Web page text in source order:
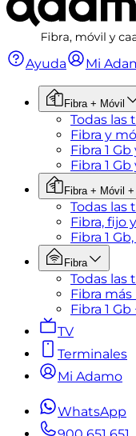
Ayuda Mi
Fibra + Móvil
Todas las
Fibra y
Fibra 1
Fibra 1
Fibra + Móvil
Todas las
Fibra, fijo
Fibra 1
Fibra
Todas las
Fibra más
Fibra 1
TV
Terminales
Mi Adamo
WhatsApp